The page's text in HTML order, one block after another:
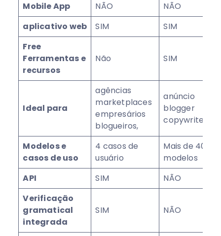
Mobile App
NÃO
NÃO
aplicativo web
SIM
SIM
Free
Ferramentas e
recursos
Não SIM
Ideal para
agências
marketplaces
empresários
blogueiros,
anúncio
blogger
copywriter
Modelos e
casos de uso
4 casos de
usuário
Mais de 40
modelos
API
SIM
NÃO
Verificação
gramatical
integrada
SIM NÃO